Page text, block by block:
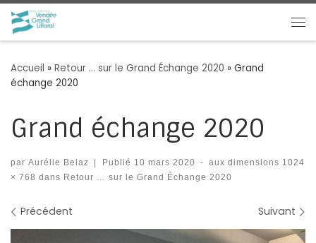
Passer au contenu
Accueil » Retour … sur le Grand Échange 2020 » Grand
échange 2020
Grand échange 2020
par Aurélie Belaz | Publié 10 mars 2020 - aux dimensions 1024
× 768 dans Retour … sur le Grand Échange 2020
Navigation des images
Précédent Suivant